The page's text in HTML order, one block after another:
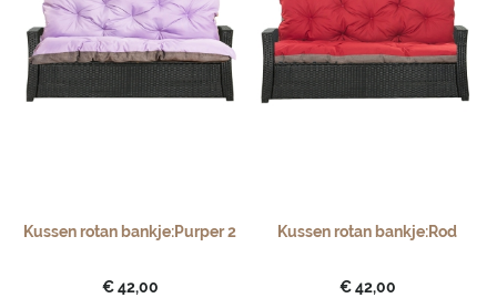
Kussen rotan bankje:Purper 2
€ 42,00
Kussen rotan bankje:Rod
€ 42,00